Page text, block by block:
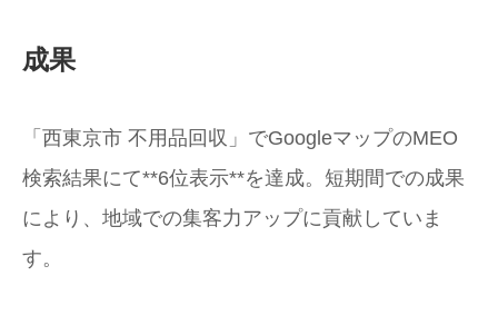
成果
「西東京市 不用品回収」でGoogleマップのMEO
検索結果にて**6位表示**を達成。短期間での成果
により、地域での集客力アップに貢献していま
す。